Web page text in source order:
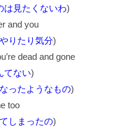
は見たくないわ)
and you
りたり気分)
dead and gone
てない)
ったようなもの)
too
しまったの)